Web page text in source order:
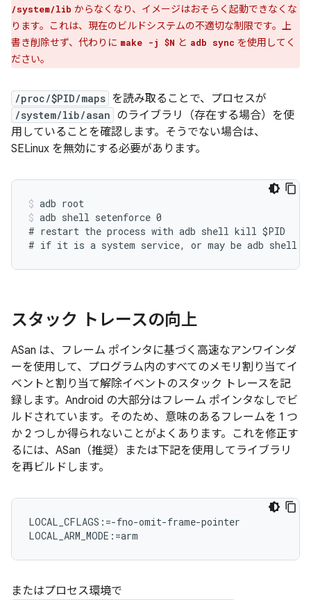
/system/lib からなくなり、イメージはおそらく起動できなくな
ります。これは、現在のビルドシステムの不適切な制限です。上
書き削除せず、代わりに make -j $N と adb sync を使用してく
ださい。
/proc/$PID/maps を読み取ることで、プロセスが
/system/lib/asan のライブラリ（存在する場合）を使
用していることを確認します。そうでない場合は、
SELinux を無効にする必要があります。
adb root
adb shell setenforce 0
# restart the process with adb shell kill $PID
スタック トレースの向上
ASan は、フレーム ポインタに基づく高速なアンワインダ
ーを使用して、プログラム内のすべてのメモリ割り当てイ
ベントと割り当て解除イベントのスタック トレースを記
録します。Android の大部分はフレーム ポインタなしでビ
ルドされています。そのため、意味のあるフレームを 1 つ
か 2 つしか得られないことがよくあります。これを修正す
るには、ASan（推奨）または下記を使用してライブラリ
を再ビルドします。
LOCAL_CFLAGS:=-fno-omit-frame-pointer
またはプロセス環境で